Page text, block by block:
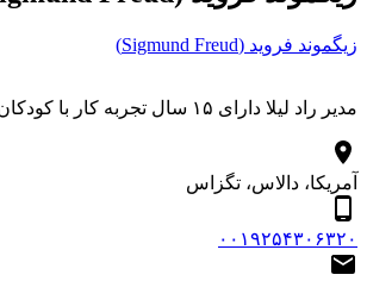
زیگموند فروید (Sigmund Freud)
مدیر راد لیلا دارای ۱۵ سال تجربه کار با کودکان و نوجوانان می باشد. درباره مجموعه هنری آموزشی راد آموزش آنلاین شعار ماست.
آمریکا، دالاس، تگزاس
۰۰۱۹۲۵۴۳۰۶۳۲۰